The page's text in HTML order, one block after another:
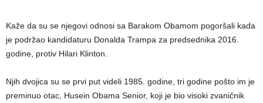
Kaže da su se njegovi odnosi sa Barakom Obamom pogoršali kada
je podržao kandidaturu Donalda Trampa za predsednika 2016.
godine, protiv Hilari Klinton.
Njih dvojica su se prvi put videli 1985. godine, tri godine pošto im je
preminuo otac, Husein Obama Senior, koji je bio visoki zvaničnik